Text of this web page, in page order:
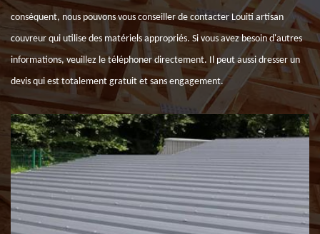
conséquent, nous pouvons vous conseiller de contacter Louiti artisan
couvreur qui utilise des matériels appropriés. Si vous avez besoin d'autres
informations, veuillez le téléphoner directement. Il peut aussi dresser un
devis qui est totalement gratuit et sans engagement.